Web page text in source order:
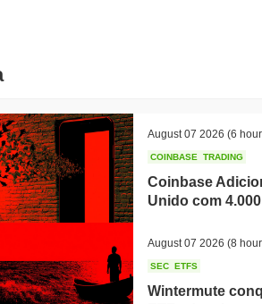
August 07 2026 (6
COINBASE TRADING
Coinbase
Unido com
August 07 2026 (8
SEC ETFS
Wintermute